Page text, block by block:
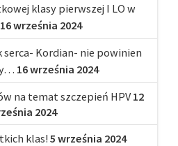
klasy pierwszej I LO w
16 września 2024
serca- Kordian- nie powinien
16 września 2024
na temat szczepień HPV 12
2024
klas! 5 września 2024